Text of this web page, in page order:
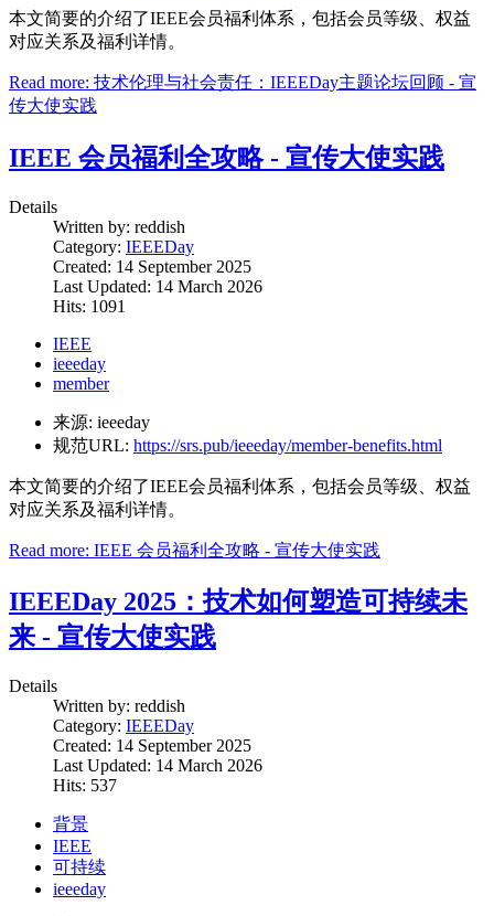
本文简要的介绍了IEEE会员福利体系，包括会员等级、权益
对应关系及福利详情。
Read more: 技术伦理与社会责任：IEEEDay主题论坛回顾 - 宣
传大使实践
IEEE 会员福利全攻略 - 宣传大使实践
Details
Written by: reddish
Category: IEEEDay
Created: 14 September 2025
Last Updated: 14 March 2026
Hits: 1091
IEEE
ieeeday
member
来源: ieeeday
规范URL: https://srs.pub/ieeeday/member-benefits.html
本文简要的介绍了IEEE会员福利体系，包括会员等级、权益
对应关系及福利详情。
Read more: IEEE 会员福利全攻略 - 宣传大使实践
IEEEDay 2025：技术如何塑造可持续未
来 - 宣传大使实践
Details
Written by: reddish
Category: IEEEDay
Created: 14 September 2025
Last Updated: 14 March 2026
Hits: 537
背景
IEEE
可持续
ieeeday